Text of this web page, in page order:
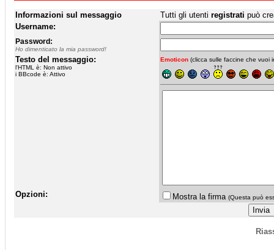
Informazioni sul messaggio Tutti gli utenti registrati può
Username:
Password:
Ho dimenticato la mia password!
Testo del messaggio:
l'HTML è: Non attivo
i BBcode è: Attivo
Emoticon (clicca sulle faccine che vuoi
Opzioni: Mostra la firma (Questa può